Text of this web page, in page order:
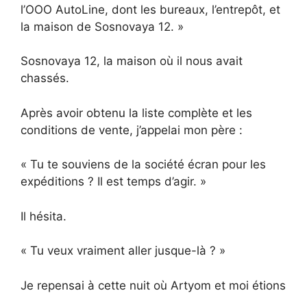
l’OOO AutoLine, dont les bureaux, l’entrepôt, et
la maison de Sosnovaya 12. »
Sosnovaya 12, la maison où il nous avait
chassés.
Après avoir obtenu la liste complète et les
conditions de vente, j’appelai mon père :
« Tu te souviens de la société écran pour les
expéditions ? Il est temps d’agir. »
Il hésita.
« Tu veux vraiment aller jusque-là ? »
Je repensai à cette nuit où Artyom et moi étions